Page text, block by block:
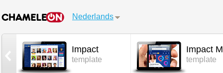
Nederlands
Impact
template
Impact
template